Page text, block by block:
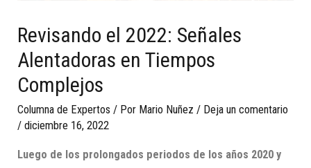
Revisando el 2022: Señales
Alentadoras en Tiempos
Complejos
Columna de Expertos / Por Mario Nuñez / Deja un comentario
/diciembre 16, 2022
Luego de los prolongados periodos de los años 2020 y